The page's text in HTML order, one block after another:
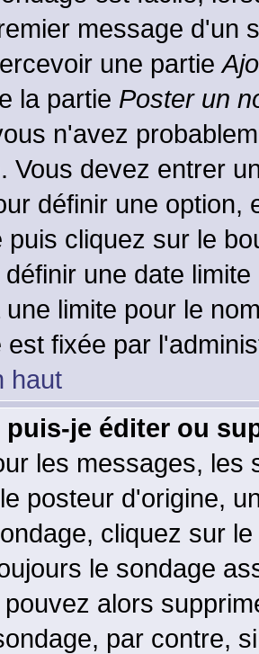
message d'un
une partie
la partie Poster un
n'avez
Vous devez entrer
définir une option,
puis cliquez sur le
une date
une limite pour le
est fixée par
haut
puis-je éditer ou
les messages, les
posteur d'origine,
cliquez sur
le sondage
alors
par contre,